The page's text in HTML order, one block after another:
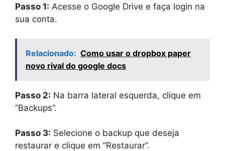
Passo 1: Acesse o Google Drive e faça login na
sua conta.
Relacionado: Como usar o dropbox paper
novo rival do google docs
Passo 2: Na barra lateral esquerda, clique em
“Backups”.
Passo 3: Selecione o backup que deseja
restaurar e clique em “Restaurar”.